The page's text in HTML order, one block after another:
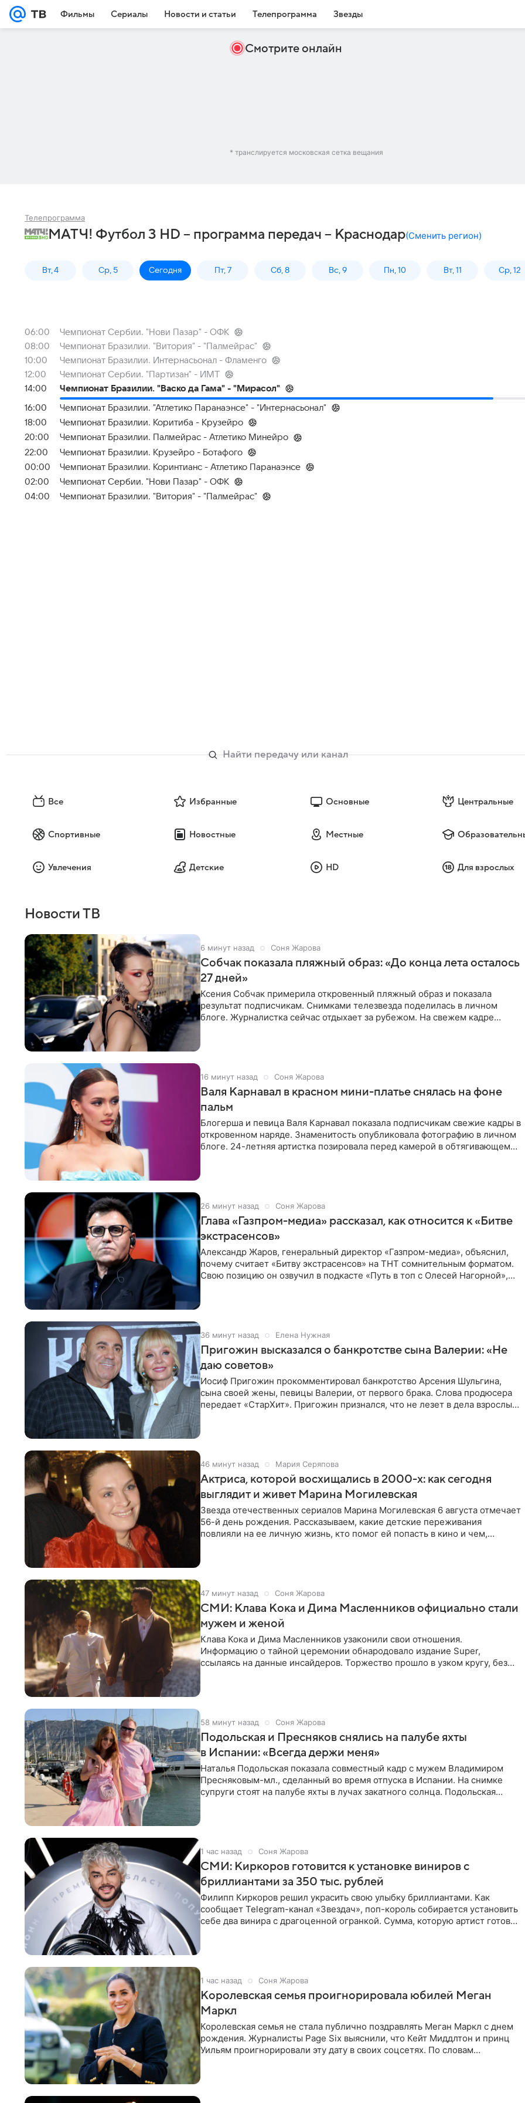
Фильмы Сериалы Новости и статьи Телепрограмма Звезды
Смотрите онлайн
* транслируется московская сетка вещания
Телепрограмма
МАТЧ! Футбол 3 HD – программа передач – Краснодар(Сменить регион)
Вт, 4 Ср, 5 Сегодня Пт, 7 Сб, 8 Вс, 9 Пн, 10 Вт, 11 Ср, 12
06:00
Чемпионат Сербии. "Нови Пазар" - ОФК
08:00
Чемпионат Бразилии. "Витория" - "Палмейрас"
10:00
Чемпионат Бразилии. Интернасьонал - Фламенго
12:00
Чемпионат Сербии. "Партизан" - ИМТ
14:00
Чемпионат Бразилии. "Васко да Гама" - "Мирасол"
16:00
Чемпионат Бразилии. "Атлетико Паранаэнсе" - "Интернасьонал"
18:00
Чемпионат Бразилии. Коритиба - Крузейро
20:00
Чемпионат Бразилии. Палмейрас - Атлетико Минейро
22:00
Чемпионат Бразилии. Крузейро - Ботафого
00:00
Чемпионат Бразилии. Коринтианс - Атлетико Паранаэнсе
02:00
Чемпионат Сербии. "Нови Пазар" - ОФК
04:00
Чемпионат Бразилии. "Витория" - "Палмейрас"
Все Избранные Основные Центральные
Спортивные Новостные Местные
Увлечения Детские HD Для взрослых
Новости ТВ
6 минут назад Соня Жарова
Собчак показала пляжный образ: «До конца лета осталось
27 дней»
Ксения Собчак примерила откровенный пляжный образ и показала
результат подписчикам. Снимками телезвезда поделилась в личном
блоге. Журналистка сейчас отдыхает за рубежом. На свежем кадре
16 минут назад Соня Жарова
Валя Карнавал в красном мини-платье снялась на фоне
пальм
Блогерша и певица Валя Карнавал показала подписчикам свежие кадры в
откровенном наряде. Знаменитость опубликовала фотографию в личном
блоге. 24-летняя артистка позировала перед камерой в обтягивающем
26 минут назад Соня Жарова
Глава «Газпром-медиа» рассказал, как относится к «Битве
экстрасенсов»
Александр Жаров, генеральный директор «Газпром-медиа», объяснил,
почему считает «Битву экстрасенсов» на ТНТ сомнительным форматом.
Свою позицию он озвучил в подкасте «Путь в топ с Олесей Нагорной»,
36 минут назад Елена Нужная
Пригожин высказался о банкротстве сына Валерии: «Не
даю советов»
Иосиф Пригожин прокомментировал банкротство Арсения Шульгина,
сына своей жены, певицы Валерии, от первого брака. Слова продюсера
передает «СтарХит». Пригожин признался, что не лезет в дела взрослых
46 минут назад Мария Серяпова
Актриса, которой восхищались в 2000-х: как сегодня
выглядит и живет Марина Могилевская
Звезда отечественных сериалов Марина Могилевская 6 августа отмечает
56-й день рождения. Рассказываем, какие детские переживания
повлияли на ее личную жизнь, кто помог ей попасть в кино и чем,
47 минут назад Соня Жарова
СМИ: Клава Кока и Дима Масленников официально стали
мужем и женой
Клава Кока и Дима Масленников узаконили свои отношения.
Информацию о тайной церемонии обнародовало издание Super,
ссылаясь на данные инсайдеров. Торжество прошло в узком кругу, без
58 минут назад Соня Жарова
Подольская и Пресняков снялись на палубе яхты
в Испании: «Всегда держи меня»
Наталья Подольская показала совместный кадр с мужем Владимиром
Пресняковым-мл., сделанный во время отпуска в Испании. На снимке
супруги стоят на палубе яхты в лучах закатного солнца. Подольская
1 час назад Соня Жарова
СМИ: Киркоров готовится к установке виниров с
бриллиантами за 350 тыс. рублей
Филипп Киркоров решил украсить свою улыбку бриллиантами. Как
сообщает Telegram-канал «Звездач», поп-король собирается установить
себе два винира с драгоценной огранкой. Сумма, которую артист готов
1 час назад Соня Жарова
Королевская семья проигнорировала юбилей Меган
Маркл
Королевская семья не стала публично поздравлять Меган Маркл с днем
рождения. Журналисты Page Six выяснили, что Кейт Миддлтон и принц
Уильям проигнорировали эту дату в своих соцсетях. По словам